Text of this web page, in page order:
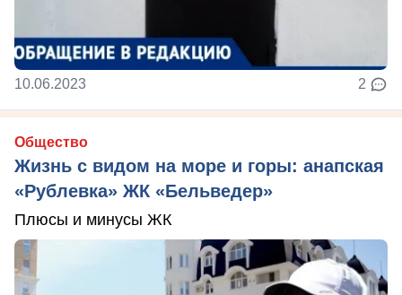
10.06.2023 2
Общество
Жизнь с видом на море и горы: анапская
«Рублевка» ЖК «Бельведер»
Плюсы и минусы ЖК